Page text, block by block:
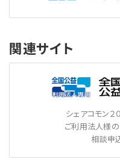
関連サイト
シェアコモン２
ご利用法人様の
相談申